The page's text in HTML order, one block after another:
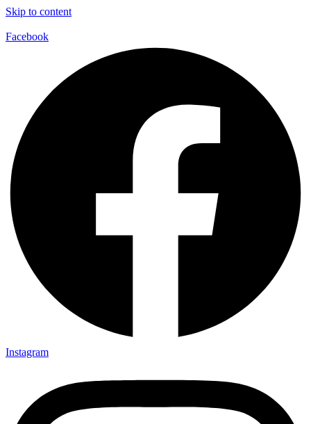
Skip to content
Facebook
Instagram